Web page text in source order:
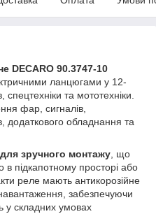
DECARO 90.3747-10
ланцюгами у 12-
та мототехніки.
фар, сигналів,
додаткового обладнання та
зручного монтажу , що
в підкапотному просторі або
реле мають антикорозійне
забезпечуючи
у складних умовах